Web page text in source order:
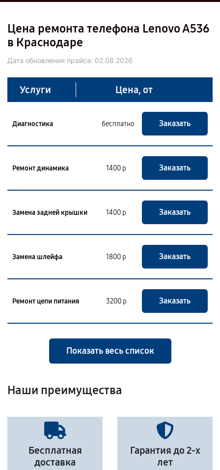
Цена ремонта телефона Lenovo A536
в Краснодаре
Дата обновления прайса: 02.08.2026
Услуги Цена, от
Диагностика бесплатно Заказать
Ремонт динамика 1400 р Заказать
Замена задней крышки 1400 р Заказать
Замена шлейфа 1800 р Заказать
Ремонт цепи питания 3200 р Заказать
Показать весь список
Наши преимущества
Бесплатная
доставка
Гарантия до 2-х
лет